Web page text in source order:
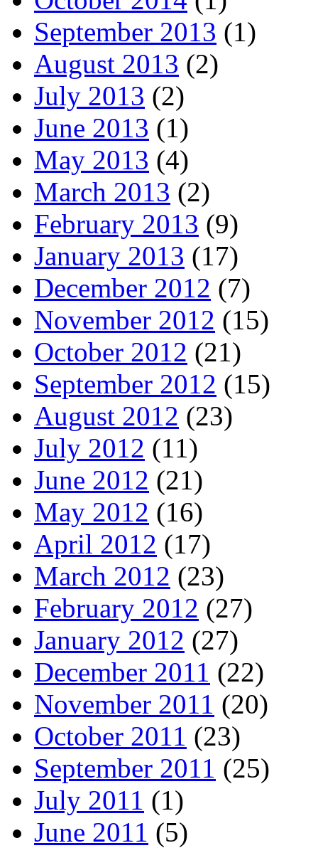
September 2013 (1)
August 2013 (2)
July 2013 (2)
June 2013 (1)
May 2013 (4)
March 2013 (2)
February 2013 (9)
January 2013 (17)
December 2012 (7)
November 2012 (15)
October 2012 (21)
September 2012 (15)
August 2012 (23)
July 2012 (11)
June 2012 (21)
May 2012 (16)
April 2012 (17)
March 2012 (23)
February 2012 (27)
January 2012 (27)
December 2011 (22)
November 2011 (20)
October 2011 (23)
September 2011 (25)
July 2011 (1)
June 2011 (5)